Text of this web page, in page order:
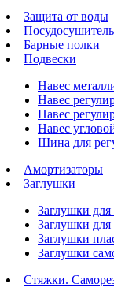
Защита от воды
Посудосушитель
Барные полки
Подвески
Навес
Навес
Навес
Навес
Шина для
Амортизаторы
Заглушки
Заглушки для
Заглушки для
Заглушки
Заглушки
Стяжки.